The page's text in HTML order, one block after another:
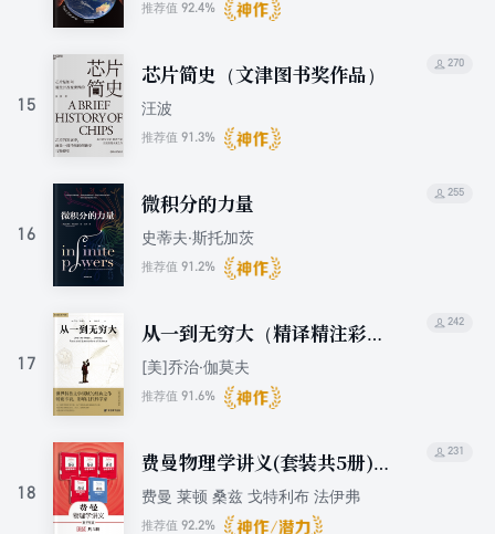
推荐值 92.4%
15
芯片简史（文津图书奖作品）
汪波
推荐值 91.3%
270
16
微积分的力量
史蒂夫·斯托加茨
推荐值 91.2%
255
17
从一到无穷大（精译精注彩插
版）
[美]乔治·伽莫夫
推荐值 91.6%
242
18
费曼物理学讲义(套装共5册)
(新千年版)
费曼 莱顿 桑兹 戈特利布 法伊弗
推荐值 92.2%
231